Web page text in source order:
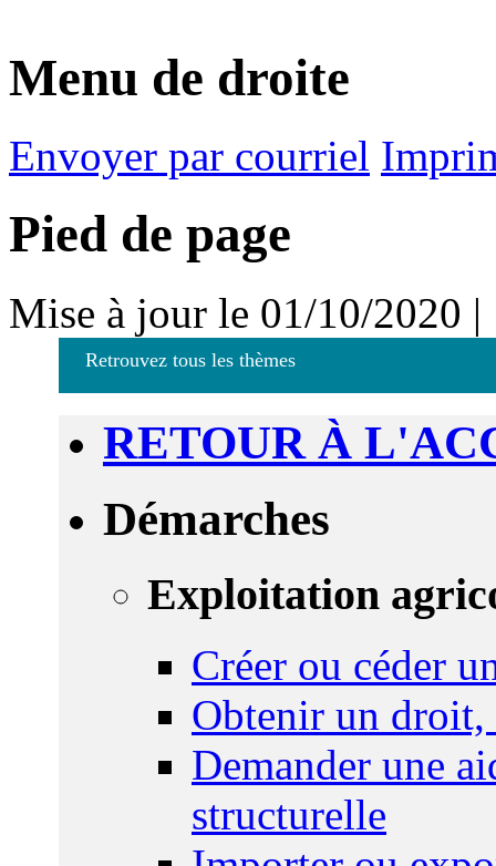
Menu de droite
Envoyer par courriel
Pied de page
Mise à jour le 01/10/2020 |
Retrouvez tous les thèmes
RETOUR À
Démarches
Exploitation
Créer ou céder
Obtenir un droit,
Demander une
structurelle